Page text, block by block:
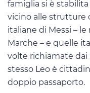
famiglia si è
vicino alle strutture
italiane di Messi –
Marche – e quelle
volte richiamate dai
stesso Leo è
doppio passaporto.